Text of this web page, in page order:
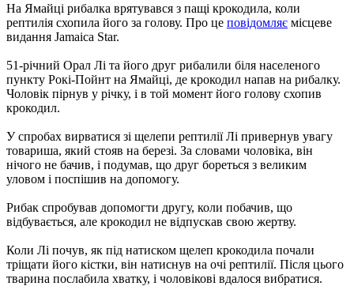
На Ямайці рибалка врятувався з пащі крокодила, коли
рептилія схопила його за голову. Про це повідомляє місцеве
видання Jamaica Star.
51-річний Орал Лі та його друг рибалили біля населеного
пункту Рокі-Пойнт на Ямайці, де крокодил напав на рибалку.
Чоловік пірнув у річку, і в той момент його голову схопив
крокодил.
У спробах вирватися зі щелепи рептилії Лі привернув увагу
товариша, який стояв на березі. За словами чоловіка, він
нічого не бачив, і подумав, що друг бореться з великим
уловом і поспішив на допомогу.
Рибак спробував допомогти другу, коли побачив, що
відбувається, але крокодил не відпускав свою жертву.
Коли Лі почув, як під натиском щелеп крокодила почали
тріщати його кістки, він натиснув на очі рептилії. Після цього
тварина послабила хватку, і чоловікові вдалося вибратися.